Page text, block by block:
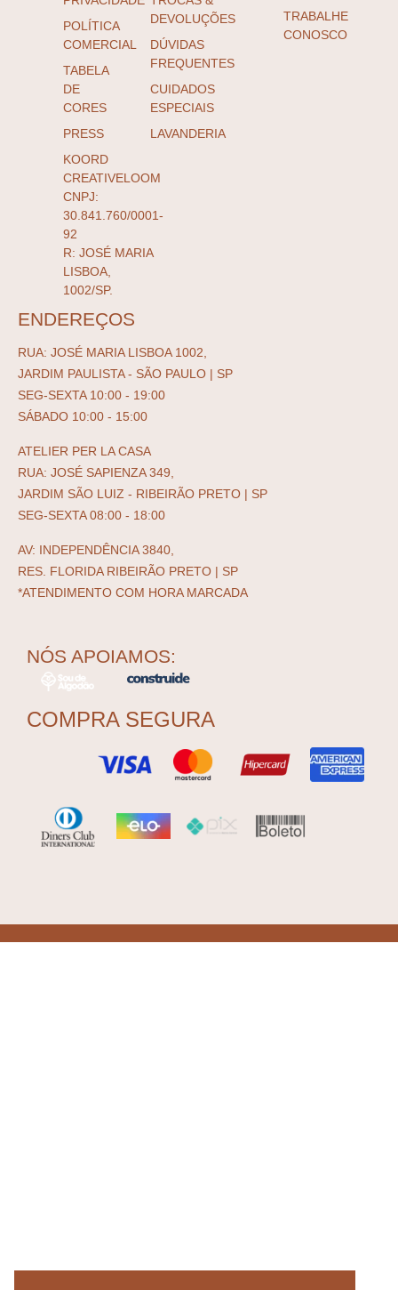
POLÍTICA
COMERCIAL
TABELA
DE
CORES
PRESS
KOORD
CREATIVELOOM
CNPJ:
30.841.760/0001-
92
R: JOSÉ MARIA
LISBOA,
1002/SP.
DEVOLUÇÕES
DÚVIDAS
FREQUENTES
CUIDADOS
ESPECIAIS
LAVANDERIA
TRABALHE
CONOSCO
ENDEREÇOS
RUA: JOSÉ MARIA LISBOA 1002,
JARDIM PAULISTA - SÃO PAULO | SP
SEG-SEXTA 10:00 - 19:00
SÁBADO 10:00 - 15:00
ATELIER PER LA CASA
RUA: JOSÉ SAPIENZA 349,
JARDIM SÃO LUIZ - RIBEIRÃO PRETO | SP
SEG-SEXTA 08:00 - 18:00
AV: INDEPENDÊNCIA 3840,
RES. FLORIDA RIBEIRÃO PRETO | SP
*ATENDIMENTO COM HORA MARCADA
NÓS APOIAMOS:
COMPRA SEGURA